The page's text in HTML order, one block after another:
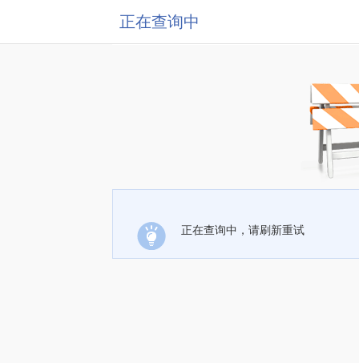
正在查询中
正在查询中，请刷新重试